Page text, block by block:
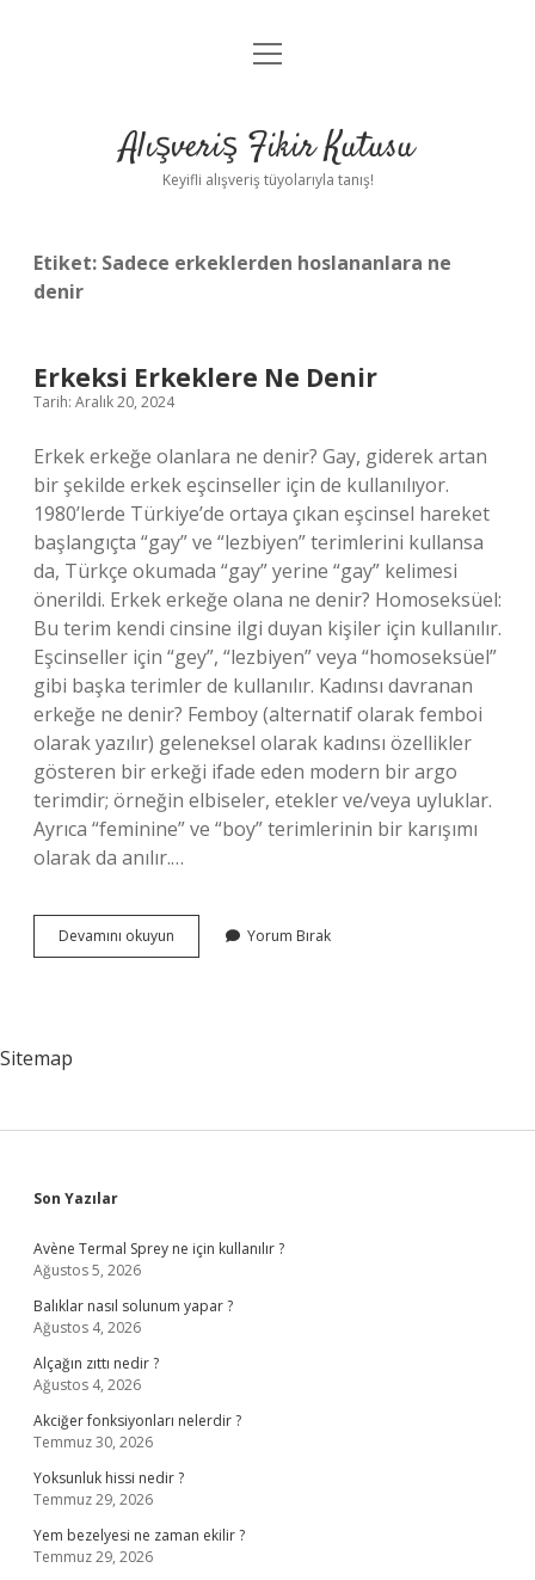
Anasayfa
Yasal Uyarı
menüyü
Alışveriş Fikir Kutusu
Keyifli alışveriş tüyolarıyla tanış!
Etiket: Sadece erkeklerden hoslananlara ne
denir
Erkeksi Erkeklere Ne Denir
Tarih: Aralık 20, 2024
Erkek erkeğe olanlara ne denir? Gay, giderek artan
bir şekilde erkek eşcinseller için de kullanılıyor.
1980’lerde Türkiye’de ortaya çıkan eşcinsel hareket
başlangıçta “gay” ve “lezbiyen” terimlerini kullansa
da, Türkçe okumada “gay” yerine “gay” kelimesi
önerildi. Erkek erkeğe olana ne denir? Homoseksüel:
Bu terim kendi cinsine ilgi duyan kişiler için kullanılır.
Eşcinseller için “gey”, “lezbiyen” veya “homoseksüel”
gibi başka terimler de kullanılır. Kadınsı davranan
erkeğe ne denir? Femboy (alternatif olarak femboi
olarak yazılır) geleneksel olarak kadınsı özellikler
gösteren bir erkeği ifade eden modern bir argo
terimdir; örneğin elbiseler, etekler ve/veya uyluklar.
Ayrıca “feminine” ve “boy” terimlerinin bir karışımı
olarak da anılır.…
Devamını okuyun
Erkeklere
Yorum Bırak
Sitemap
Sidebar
Son Yazılar
Avène Termal Sprey ne için kullanılır ?
Ağustos 5, 2026
Balıklar nasıl solunum yapar ?
Ağustos 4, 2026
Alçağın zıttı nedir ?
Ağustos 4, 2026
Akciğer fonksiyonları nelerdir ?
Temmuz 30, 2026
Yoksunluk hissi nedir ?
Temmuz 29, 2026
Yem bezelyesi ne zaman ekilir ?
Temmuz 29, 2026